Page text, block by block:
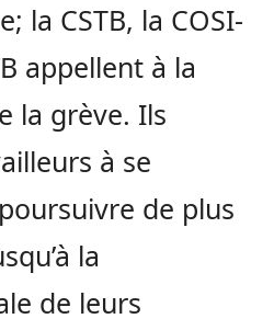
la CSTB, la COSI-
appellent à la
la grève. Ils
à se
de plus
la
de leurs